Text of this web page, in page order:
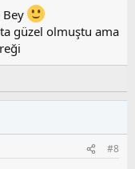
Bey
güzel olmuştu ama
#8